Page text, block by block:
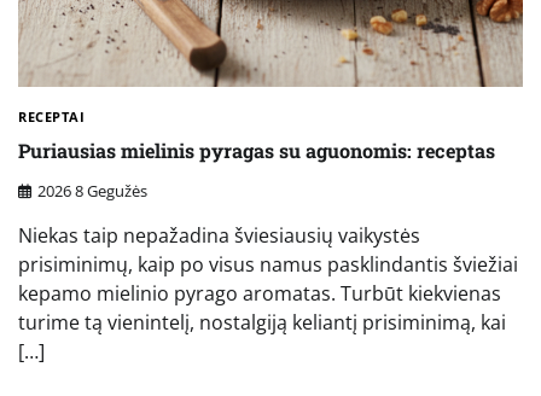
RECEPTAI
Puriausias mielinis pyragas su aguonomis: receptas
2026 8 Gegužės
Niekas taip nepažadina šviesiausių vaikystės
prisiminimų, kaip po visus namus pasklindantis šviežiai
kepamo mielinio pyrago aromatas. Turbūt kiekvienas
turime tą vienintelį, nostalgiją keliantį prisiminimą, kai
[…]